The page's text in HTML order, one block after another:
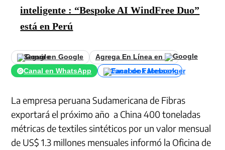
inteligente : “Bespoke AI WindFree Duo”
está en Perú
Seguir en Google
Agrega En Línea en
Canal en WhatsApp
Canal de Facebook
La empresa peruana Sudamericana de Fibras
exportará el próximo año a China 400 toneladas
métricas de textiles sintéticos por un valor mensual
de US$ 1.3 millones mensuales informó la Oficina de